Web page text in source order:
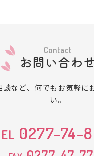
Contact
お問い合わせ
談など、何でもお気軽に
い。
0277-74-